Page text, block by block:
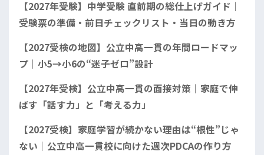
【2027年受験】中学受験 直前期の総仕上げガイド｜
受験票の準備・前日チェックリスト・当日の動き方
【2027受検の地図】公立中高一貫の年間ロードマッ
プ｜小5→小6の“迷子ゼロ”設計
【2027年受検】公立中高一貫の面接対策｜家庭で伸
ばす「話す力」と「考える力」
【2027受検】家庭学習が続かない理由は“根性”じゃ
ない｜公立中高一貫校に向けた週次PDCAの作り方